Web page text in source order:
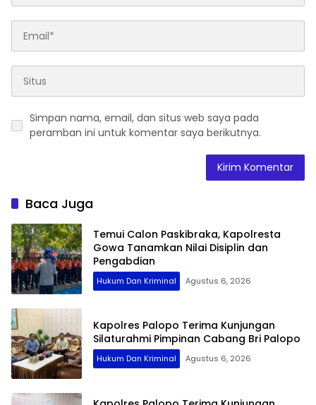
Simpan nama, email, dan situs web saya pada
peramban ini untuk komentar saya berikutnya.
Baca Juga
Temui Calon Paskibraka, Kapolresta
Gowa Tanamkan Nilai Disiplin dan
Pengabdian
Hukum Dan Kriminal Agustus 6, 2026
Kapolres Palopo Terima Kunjungan
Silaturahmi Pimpinan Cabang Bri Palopo
Hukum Dan Kriminal Agustus 6, 2026